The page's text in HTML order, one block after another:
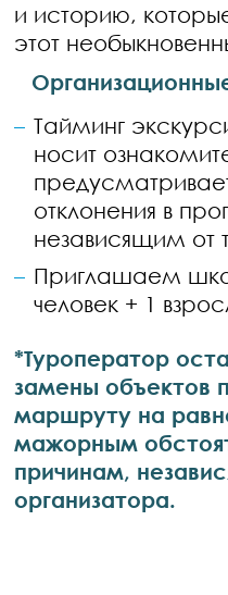
и историю,
этот
Тайминг
носит
отклонения в
независящим от
Приглашаем
человек + 1
*Туроператор
замены объектов
маршруту на
мажорным
причинам,
организатора.